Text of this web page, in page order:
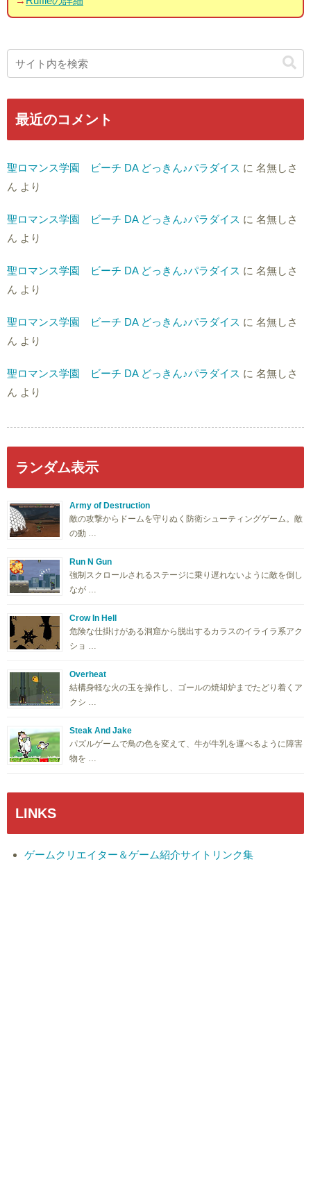
最近のコメント
聖ロマンス学園 ビーチ DA どっきん♪パラダイス に 名無しさ
ん より
聖ロマンス学園 ビーチ DA どっきん♪パラダイス に 名無しさ
ん より
聖ロマンス学園 ビーチ DA どっきん♪パラダイス に 名無しさ
ん より
聖ロマンス学園 ビーチ DA どっきん♪パラダイス に 名無しさ
ん より
聖ロマンス学園 ビーチ DA どっきん♪パラダイス に 名無しさ
ん より
ランダム表示
Army of Destruction
敵の攻撃からドームを守りぬく防衛シューティングゲーム。敵
の動 …
Run N Gun
強制スクロールされるステージに乗り遅れないように敵を倒し
なが …
Crow In Hell
危険な仕掛けがある洞窟から脱出するカラスのイライラ系アク
ショ …
Overheat
結構身軽な火の玉を操作し、ゴールの焼却炉までたどり着くア
クシ …
Steak And Jake
パズルゲームで鳥の色を変えて、牛が牛乳を運べるように障害
物を …
LINKS
ゲームクリエイター＆ゲーム紹介サイトリンク集